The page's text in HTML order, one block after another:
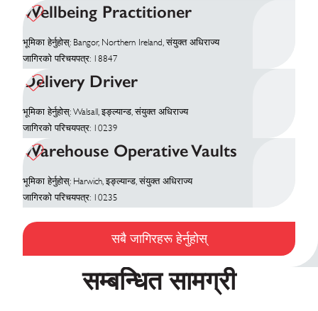
Wellbeing Practitioner
भूमिका हेर्नुहोस्: Bangor, Northern Ireland, संयुक्त अधिराज्य
जागिरको परिचयपत्र: 18847
Delivery Driver
भूमिका हेर्नुहोस्: Walsall, इङ्ल्यान्ड, संयुक्त अधिराज्य
जागिरको परिचयपत्र: 10239
Warehouse Operative Vaults
भूमिका हेर्नुहोस्: Harwich, इङ्ल्यान्ड, संयुक्त अधिराज्य
जागिरको परिचयपत्र: 10235
सबै जागिरहरू हेर्नुहोस्
सम्बन्धित सामग्री